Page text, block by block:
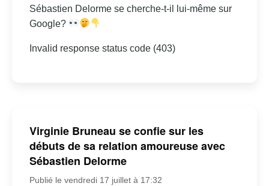
Sébastien Delorme se cherche-t-il lui-même sur
Google?
Invalid response status code (403)
Virginie Bruneau se confie sur les
débuts de sa relation amoureuse avec
Sébastien Delorme
Publié le vendredi 17 juillet à 17:32